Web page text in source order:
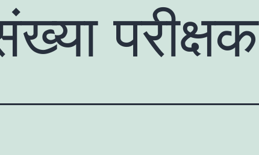
परीक्षक